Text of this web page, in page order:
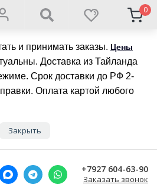
и принимать заказы. Цены
Доставка из Тайланда
Срок доставки до РФ 2-
Оплата картой любого
Закрыть
0
+7927 604-63-90
Заказать звонок